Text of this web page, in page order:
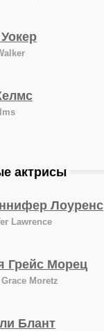
актрисы
Лоуренс
Lawrence
Грейс Морец
Moretz
Блант